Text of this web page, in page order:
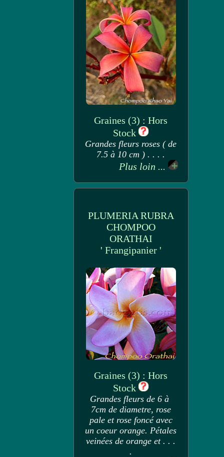
Graines (3) : Hors
Stock
Grandes fleurs roses ( de
7.5 à 10 cm ) . . . .
Plus loin ...
PLUMERIA RUBRA
CHOMPOO
ORATHAI
' Frangipanier '
Graines (3) : Hors
Stock
Grandes fleurs de 6 à
7cm de diametre, rose
pale et rose foncé avec
un coeur orange. Pétales
veinées de orange et . . .
.